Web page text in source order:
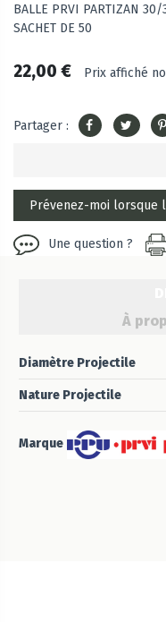
BALLE PRVI PARTIZAN
SACHET DE 50
22,00 € Prix affiché
Partager :
Une question ?
À
Diamètre Projectile
Nature Projectile
Marque